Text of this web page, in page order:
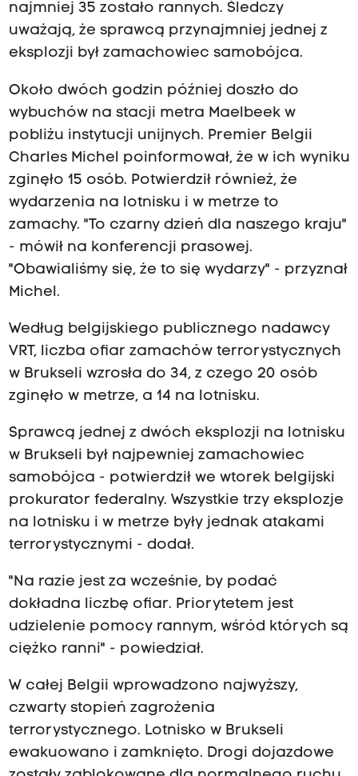
najmniej 35 zostało rannych. Śledczy
uważają, że sprawcą przynajmniej jednej z
eksplozji był zamachowiec samobójca.
Około dwóch godzin później doszło do
wybuchów na stacji metra Maelbeek w
pobliżu instytucji unijnych. Premier Belgii
Charles Michel poinformował, że w ich wyniku
zginęło 15 osób. Potwierdził również, że
wydarzenia na lotnisku i w metrze to
zamachy. "To czarny dzień dla naszego kraju"
- mówił na konferencji prasowej.
"Obawialiśmy się, że to się wydarzy" - przyznał
Michel.
Według belgijskiego publicznego nadawcy
VRT, liczba ofiar zamachów terrorystycznych
w Brukseli wzrosła do 34, z czego 20 osób
zginęło w metrze, a 14 na lotnisku.
Sprawcą jednej z dwóch eksplozji na lotnisku
w Brukseli był najpewniej zamachowiec
samobójca - potwierdził we wtorek belgijski
prokurator federalny. Wszystkie trzy eksplozje
na lotnisku i w metrze były jednak atakami
terrorystycznymi - dodał.
"Na razie jest za wcześnie, by podać
dokładna liczbę ofiar. Priorytetem jest
udzielenie pomocy rannym, wśród których są
ciężko ranni" - powiedział.
W całej Belgii wprowadzono najwyższy,
czwarty stopień zagrożenia
terrorystycznego. Lotnisko w Brukseli
ewakuowano i zamknięto. Drogi dojazdowe